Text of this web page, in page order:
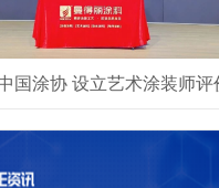
国涂协 设立艺术涂装师评